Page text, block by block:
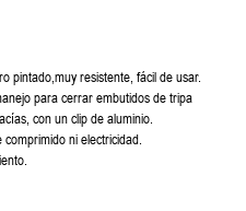
pintado,muy resistente, fácil de usar.
para cerrar embutidos de tripa
con un clip de aluminio.
ni electricidad.